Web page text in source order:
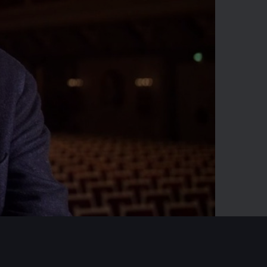
-02:09
Mute
Enter